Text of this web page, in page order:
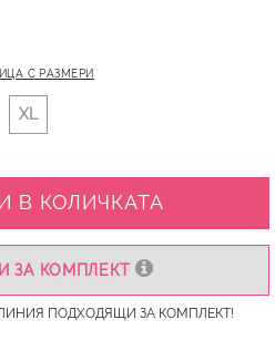
С РАЗМЕРИ
XL
В КОЛИЧКАТА
ЗА КОМПЛЕКТ
ПОДХОДЯЩИ ЗА КОМПЛЕКТ!